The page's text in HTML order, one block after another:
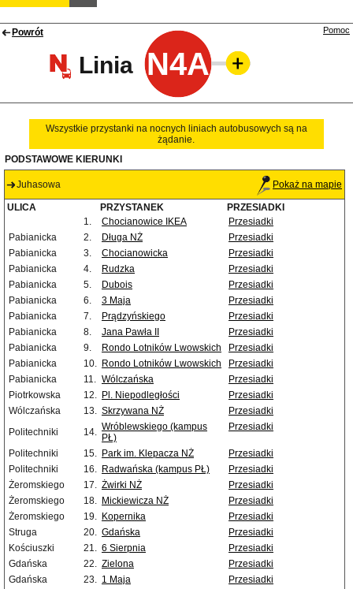
Powrót
Linia N4A
Pomoc
Wszystkie przystanki na nocnych liniach autobusowych są na
żądanie.
PODSTAWOWE KIERUNKI
Juhasowa Pokaż na mapie
ULICA PRZYSTANEK
PRZESIADKI
1.
Chocianowice IKEA
Przesiadki
Pabianicka
2. Długa NŻ
Przesiadki
Pabianicka
3. Chocianowicka
Przesiadki
Pabianicka
4. Rudzka
Przesiadki
Pabianicka
5. Dubois
Przesiadki
Pabianicka
6. 3 Maja
Przesiadki
Pabianicka
7. Prądzyńskiego
Przesiadki
Pabianicka
8. Jana Pawła II
Przesiadki
Pabianicka
9. Rondo Lotników Lwowskich
Przesiadki
Pabianicka
10. Rondo Lotników Lwowskich
Przesiadki
Pabianicka
11. Wólczańska
Przesiadki
Piotrkowska
12. Pl. Niepodległości
Przesiadki
Wólczańska
13. Skrzywana NŻ
Przesiadki
Politechniki
14. Wróblewskiego (kampus
PŁ)
Przesiadki
Politechniki 15. Park im. Klepacza NŻ
Przesiadki
Politechniki
16. Radwańska (kampus PŁ)
Przesiadki
Żeromskiego
17. Żwirki NŻ
Przesiadki
Żeromskiego
18. Mickiewicza NŻ
Przesiadki
Żeromskiego
19. Kopernika
Przesiadki
Struga
20. Gdańska
Przesiadki
Kościuszki
21. 6 Sierpnia
Przesiadki
Gdańska
22. Zielona
Przesiadki
Gdańska
23. 1 Maja
Przesiadki